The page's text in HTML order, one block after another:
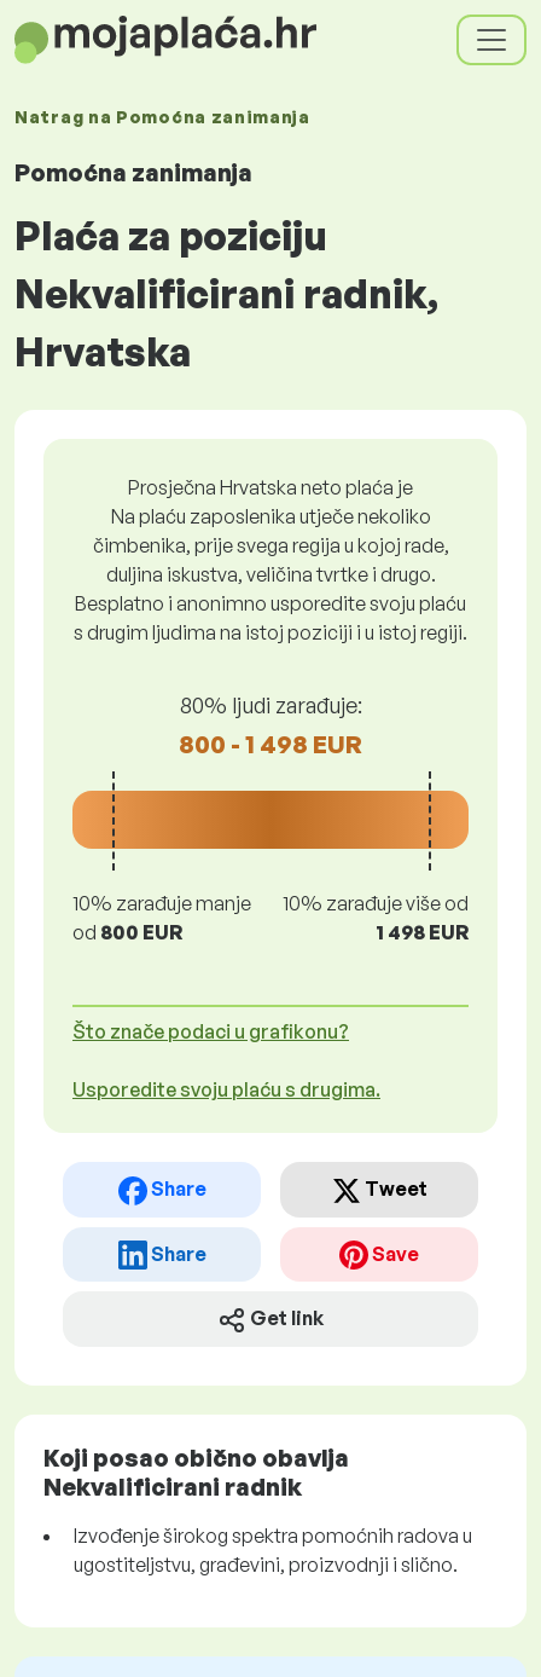
Natrag na Pomoćna zanimanja
Pomoćna zanimanja
Plaća za poziciju
Nekvalificirani radnik,
Hrvatska
Prosječna Hrvatska neto plaća je
Na plaću zaposlenika utječe nekoliko
čimbenika, prije svega regija u kojoj rade,
duljina iskustva, veličina tvrtke i drugo.
Besplatno i anonimno usporedite svoju plaću
s drugim ljudima na istoj poziciji i u istoj regiji.
80% ljudi zarađuje:
800 - 1 498 EUR
10% zarađuje manje
od 800 EUR
10% zarađuje više od
1 498 EUR
Što znače podaci u grafikonu?
Usporedite svoju plaću s drugima.
Share Tweet
Share Save
Get link
Koji posao obično obavlja
Nekvalificirani radnik
Izvođenje širokog spektra pomoćnih radova u
ugostiteljstvu, građevini, proizvodnji i slično.